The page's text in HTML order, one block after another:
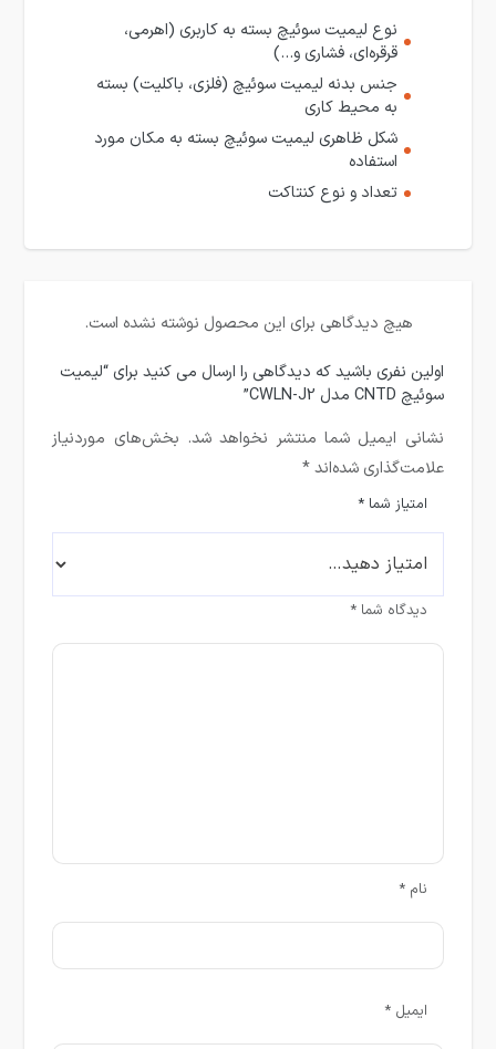
نوع لیمیت سوئیچ بسته به کاربری (اهرمی،
قرقره‌ای، فشاری و…)
جنس بدنه لیمیت سوئیچ (فلزی، باکلیت) بسته
به محیط کاری
شکل ظاهری لیمیت سوئیچ بسته به مکان مورد
استفاده
تعداد و نوع کنتاکت
هیچ دیدگاهی برای این محصول نوشته نشده است.
اولین نفری باشید که دیدگاهی را ارسال می کنید برای “لیمیت
سوئیچ CNTD مدل CWLN-J2”
نشانی ایمیل شما منتشر نخواهد شد. بخش‌های موردنیاز
علامت‌گذاری شده‌اند*
امتیاز شما*
دیدگاه شما*
نام*
ایمیل*